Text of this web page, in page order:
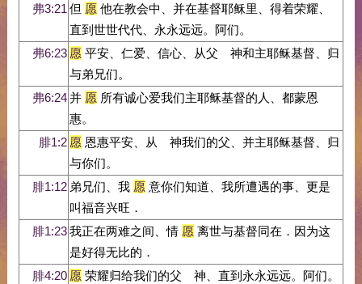
弗3:21 但 愿他在教会中、并在基督耶稣里、得着荣耀、
直到世世代代、永永远远。阿们。
弗6:23 愿平安、仁爱、信心、从父 神和主耶稣基督、归
与弟兄们。
弗6:24并 愿所有诚心爱我们主耶稣基督的人、都蒙恩
惠。
腓1:2 愿恩惠平安、从 神我们的父、并主耶稣基督、归
与你们。
腓1:12 弟兄们、我 愿意你们知道、我所遭遇的事、更是
叫福音兴旺．
腓1:23我正在两难之间、情 愿离世与基督同在．因为这
是好得无比的．
腓4:20 愿荣耀归给我们的父 神、直到永永远远。阿们。